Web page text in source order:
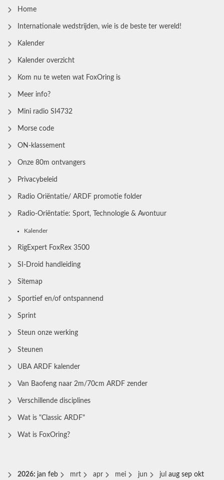
Home
Internationale wedstrijden, wie is de beste ter wereld!
Kalender
Kalender overzicht
Kom nu te weten wat FoxOring is
Meer info?
Mini radio SI4732
Morse code
ON-klassement
Onze 80m ontvangers
Privacybeleid
Radio Oriëntatie/ ARDF promotie folder
Radio‑Oriëntatie: Sport, Technologie & Avontuur
Kalender
RigExpert FoxRex 3500
SI-Droid handleiding
Sitemap
Sportief en/of ontspannend
Sprint
Steun onze werking
Steunen
UBA ARDF kalender
Van Baofeng naar 2m/70cm ARDF zender
Verschillende disciplines
Wat is "Classic ARDF"
Wat is FoxOring?
2026: jan feb mrt apr mei jun jul aug sep okt